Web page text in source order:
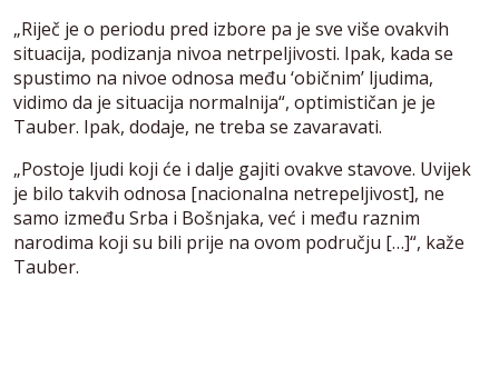
„Riječ je o periodu pred izbore pa je sve više ovakvih
situacija, podizanja nivoa netrpeljivosti. Ipak, kada se
spustimo na nivoe odnosa među ‘običnim’ ljudima,
vidimo da je situacija normalnija“, optimističan je je
Tauber. Ipak, dodaje, ne treba se zavaravati.
„Postoje ljudi koji će i dalje gajiti ovakve stavove. Uvijek
je bilo takvih odnosa [nacionalna netrepeljivost], ne
samo između Srba i Bošnjaka, već i među raznim
narodima koji su bili prije na ovom području […]“, kaže
Tauber.